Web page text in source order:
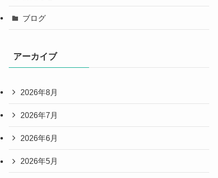
ブログ
アーカイブ
2026年8月
2026年7月
2026年6月
2026年5月